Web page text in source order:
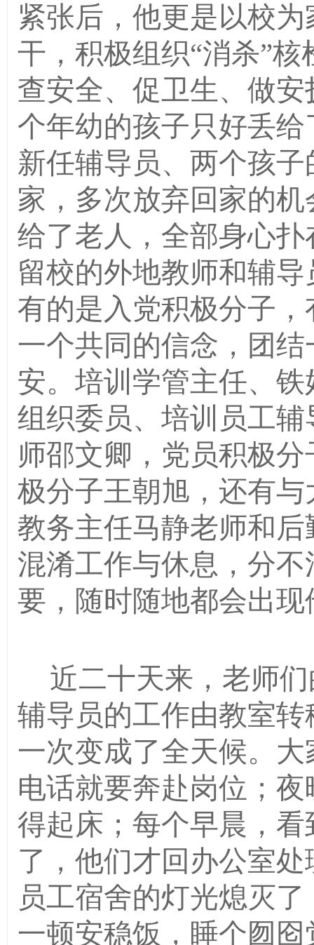
紧张后，他更是以校
干，积极组织“消杀”
查安全、促卫生、做
个年幼的孩子只好丢
新任辅导员、两个孩
家，多次放弃回家的
给了老人，全部身心
留校的外地教师和辅
有的是入党积极分子
一个共同的信念，团
安。培训学管主任、
组织委员、培训员工
师邵文卿，党员积极
极分子王朝旭，还有
教务主任马静老师和
混淆工作与休息，分
要，随时随地都会出
近二十天来，老师
辅导员的工作由教室
一次变成了全天候。
电话就要奔赴岗位；
得起床；每个早晨，
了，他们才回办公室
员工宿舍的灯光熄灭
一顿安稳饭，睡个囫